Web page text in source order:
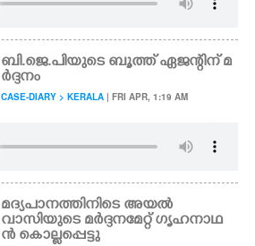
ബി.ജെ.പിയുടെ ബൂത്ത് ഏജന്റിന് മ
ർദ്ദനം
CASE-DIARY > KERALA | FRI APR, 1:19 AM
മദ്യപാനത്തിനിടെ അയൽ
വാസിയുടെ മർദ്ദനമേറ്റ് ഗൃഹനാഥ
ൻ കൊല്ലപ്പെട്ടു